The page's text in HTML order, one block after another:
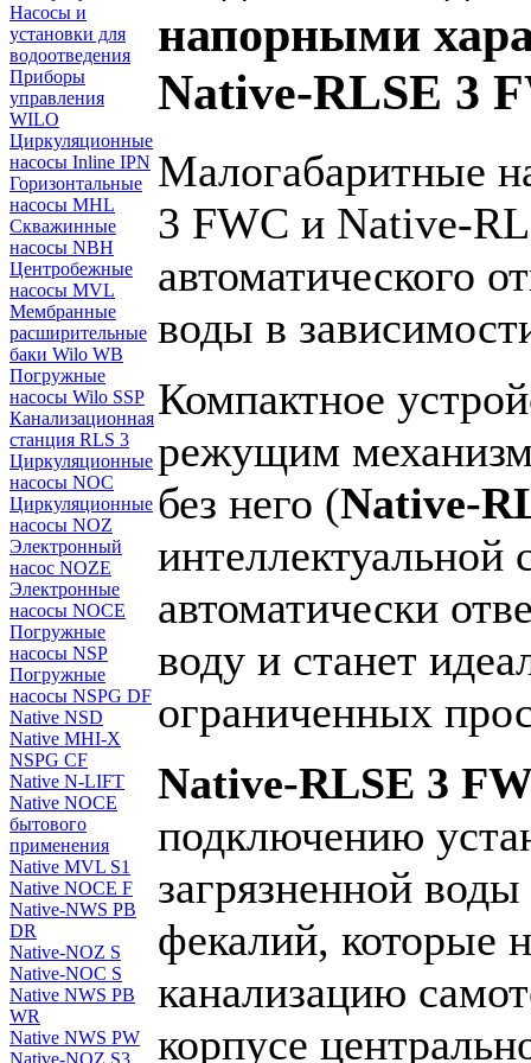
Насосы и
установки для
водоотведения
Приборы
управления
WILO
Циркуляционные
насосы Inline IPN
Горизонтальные
насосы MHL
Скважинные
насосы NBH
Центробежные
насосы MVL
Мембранные
расширительные
баки Wilo WB
Погружные
насосы Wilo SSP
Канализационная
станция RLS 3
Циркуляционные
насосы NOC
Циркуляционные
насосы NOZ
Электронный
насос NOZE
Электронные
насосы NOCE
Погружные
насосы NSP
Погружные
насосы NSPG DF
Native NSD
Native MHI-X
NSPG CF
Native N-LIFT
Native NOCE
бытового
применения
Native MVL S1
Native NOCE F
Native-NWS PB
DR
Native-NOZ S
Native-NOC S
Native NWS PB
WR
Native NWS PW
Native-NOZ S3
напорными
Native‑RLSE 3
Малогабаритные
3 FWC и Native-
автоматического
воды в
Компактное
режущим
без него (Native-
интеллектуальной
автоматически
воду и станет
ограниченных
Native-RLSE 3
подключению
загрязненной
фекалий, которые
канализацию
корпусе